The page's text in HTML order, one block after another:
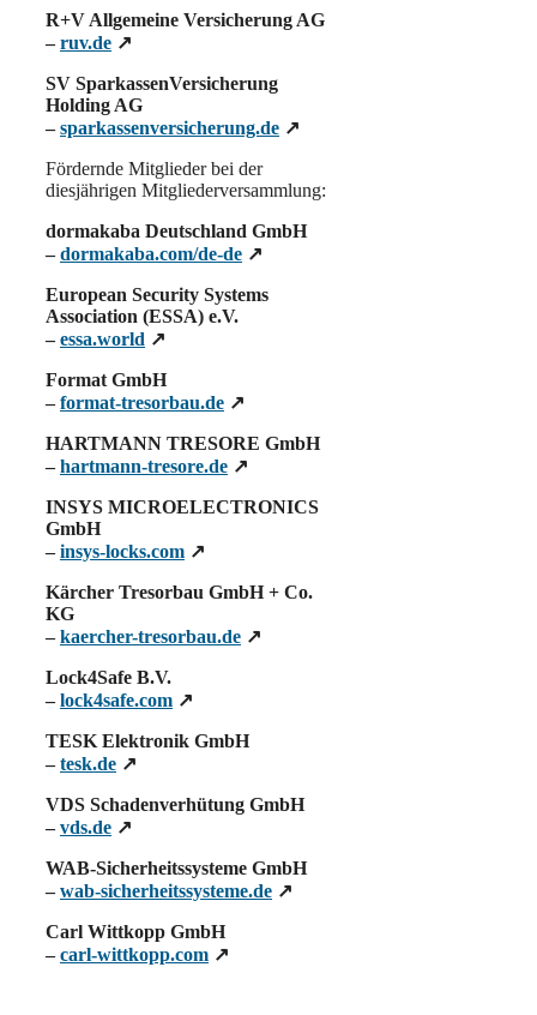
R+V Allgemeine Versicherung AG
–ruv.de ↗
SV SparkassenVersicherung
Holding AG
–sparkassenversicherung.de ↗
Fördernde Mitglieder bei der
diesjährigen Mitgliederversammlung:
dormakaba Deutschland GmbH
–dormakaba.com/de-de ↗
European Security Systems
Association (ESSA) e.V.
–essa.world ↗
Format GmbH
–format-tresorbau.de ↗
HARTMANN TRESORE GmbH
–hartmann-tresore.de ↗
INSYS MICROELECTRONICS
GmbH
–insys-locks.com ↗
Kärcher Tresorbau GmbH + Co.
KG
–kaercher-tresorbau.de ↗
Lock4Safe B.V.
–lock4safe.com ↗
TESK Elektronik GmbH
–tesk.de ↗
VDS Schadenverhütung GmbH
–vds.de ↗
WAB-Sicherheitssysteme GmbH
–wab-sicherheitssysteme.de ↗
Carl Wittkopp GmbH
–carl-wittkopp.com ↗